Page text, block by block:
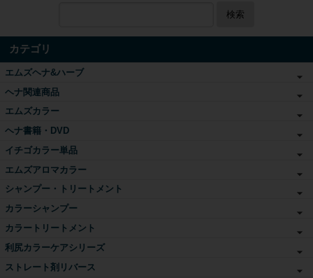
検索
カテゴリ
エムズヘナ&ハーブ
ヘナ関連商品
エムズカラー
ヘナ書籍・DVD
イチゴカラー単品
エムズアロマカラー
シャンプー・トリートメント
カラーシャンプー
カラートリートメント
利尻カラーケアシリーズ
ストレート剤リバース